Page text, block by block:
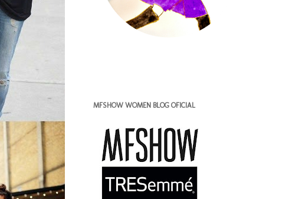
MFSHOW WOMEN BLOG OFICIAL